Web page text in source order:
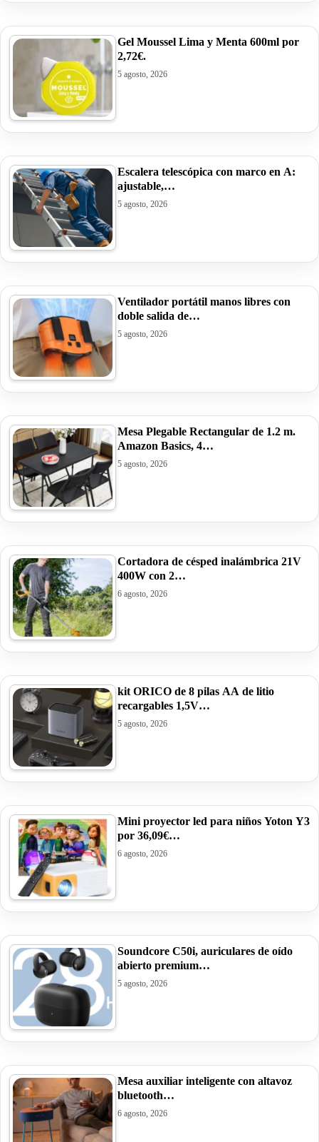
Gel Moussel Lima y Menta 600ml por
2,72€.
5 agosto, 2026
Escalera telescópica con marco en A:
ajustable,…
5 agosto, 2026
Ventilador portátil manos libres con
doble salida de…
5 agosto, 2026
Mesa Plegable Rectangular de 1.2 m.
Amazon Basics, 4…
5 agosto, 2026
Cortadora de césped inalámbrica 21V
400W con 2…
6 agosto, 2026
kit ORICO de 8 pilas AA de litio
recargables 1,5V…
5 agosto, 2026
Mini proyector led para niños Yoton Y3
por 36,09€…
6 agosto, 2026
Soundcore C50i, auriculares de oído
abierto premium…
5 agosto, 2026
Mesa auxiliar inteligente con altavoz
bluetooth…
6 agosto, 2026